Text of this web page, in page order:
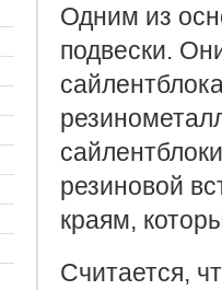
Одним из
подвески.
резиновой
краям,
Считается,